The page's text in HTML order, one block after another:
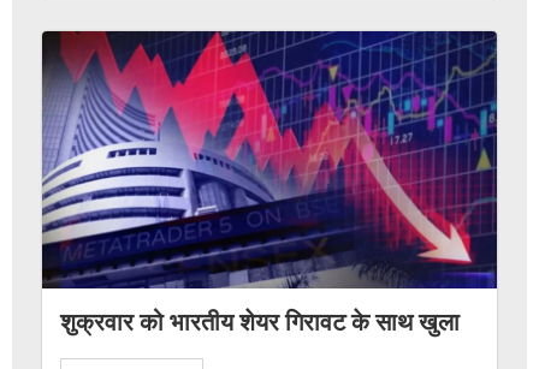
शुक्रवार को भारतीय शेयर गिरावट के साथ खुला